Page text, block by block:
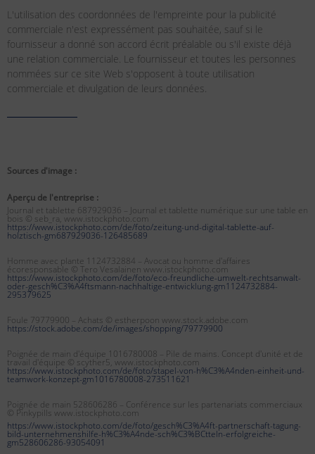
L'utilisation des coordonnées de l'empreinte pour la publicité
commerciale n'est expressément pas souhaitée, sauf si le
fournisseur a donné son accord écrit préalable ou s'il existe déjà
une relation commerciale. Le fournisseur et toutes les personnes
nommées sur ce site Web s'opposent à toute utilisation
commerciale et divulgation de leurs données.
Sources d'image :
Aperçu de l'entreprise :
Journal et tablette 687929036 – Journal et tablette numérique sur une table en
bois © seb_ra, www.istockphoto.com
https://www.istockphoto.com/de/foto/zeitung-und-digital-tablette-auf-
holztisch-gm687929036-126485689
Homme avec plante 1124732884 – Avocat ou homme d'affaires
écoresponsable © Tero Vesalainen www.istockphoto.com
https://www.istockphoto.com/de/foto/eco-freundliche-umwelt-rechtsanwalt-
oder-gesch%C3%A4ftsmann-nachhaltige-entwicklung-gm1124732884-
295379625
Foule 79779900 – Achats © estherpoon www.stock.adobe.com
https://stock.adobe.com/de/images/shopping/79779900
Poignée de main d'équipe 1016780008 – Pile de mains. Concept d'unité et de
travail d'équipe © scyther5, www.istockphoto.com
https://www.istockphoto.com/de/foto/stapel-von-h%C3%A4nden-einheit-und-
teamwork-konzept-gm1016780008-273511621
Poignée de main 528606286 – Conférence sur les partenariats commerciaux
© Pinkypills www.istockphoto.com
https://www.istockphoto.com/de/foto/gesch%C3%A4ft-partnerschaft-tagung-
bild-unternehmenshilfe-h%C3%A4nde-sch%C3%BCtteln-erfolgreiche-
gm528606286-93054091